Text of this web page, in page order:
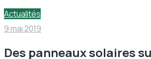
Actualités
9 mai 2019
Des panneaux solaires